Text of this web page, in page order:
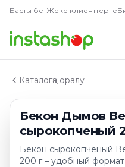
Басты бетЖеке клиенттерге
Каталогқа оралу
Бекон Дымов
сырокопченый
Бекон сырокопченый
200 г – удобный
Главная
Каталог
Бекон, шпик, сало
Бекон Дымов